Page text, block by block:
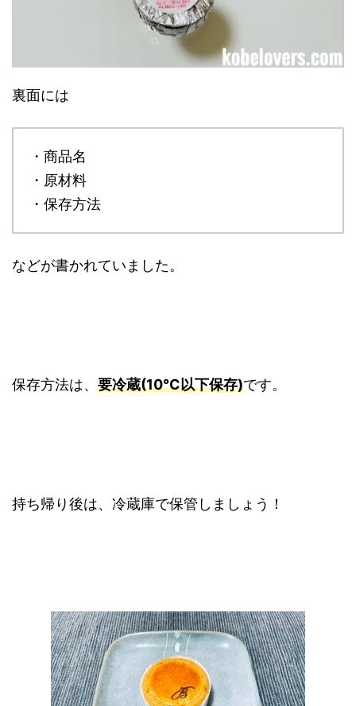
裏面には
・商品名
・原材料
・保存方法
などが書かれていました。
保存方法は、 要冷蔵(10°C以下保存)です。
持ち帰り後は、冷蔵庫で保管しましょう！